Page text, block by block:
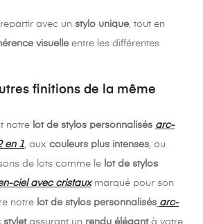
avec un stylo unique, tout en
visuelleentre les différentes
finitions de la même
notre lot de stylos personnalisés arc-
en 1, aux couleurs plus intenses, ou
de lots comme le lot de stylos
ciel avec cristauxmarqué pour son
notre lot de stylos personnalisés arc-